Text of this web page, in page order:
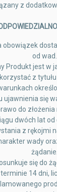
z
obowiązek
od wad.
Produkt jest w
z
ujawnienia się
do
dwóch lat
z rękojmi
wady
żądanie.
się do
14 dni,